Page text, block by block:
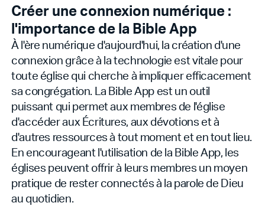
Créer une connexion numérique :
l'importance de la Bible App
À l'ère numérique d'aujourd'hui, la création d'une
connexion grâce à la technologie est vitale pour
toute église qui cherche à impliquer efficacement
sa congrégation. La Bible App est un outil
puissant qui permet aux membres de l'église
d'accéder aux Écritures, aux dévotions et à
d'autres ressources à tout moment et en tout lieu.
En encourageant l'utilisation de la Bible App, les
églises peuvent offrir à leurs membres un moyen
pratique de rester connectés à la parole de Dieu
au quotidien.